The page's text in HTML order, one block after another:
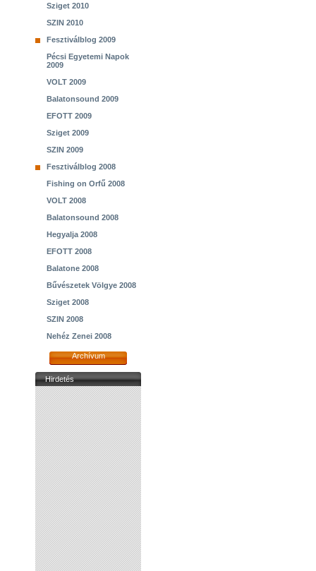
Sziget 2010
SZIN 2010
Fesztiválblog 2009
Pécsi Egyetemi Napok
2009
VOLT 2009
Balatonsound 2009
EFOTT 2009
Sziget 2009
SZIN 2009
Fesztiválblog 2008
Fishing on Orfű 2008
VOLT 2008
Balatonsound 2008
Hegyalja 2008
EFOTT 2008
Balatone 2008
Bűvészetek Völgye 2008
Sziget 2008
SZIN 2008
Nehéz Zenei 2008
Archívum
Hirdetés